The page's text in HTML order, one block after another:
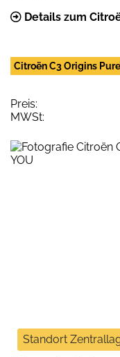
Details zum
Citroën C3 Origins
Preis:
MWSt:
Standort